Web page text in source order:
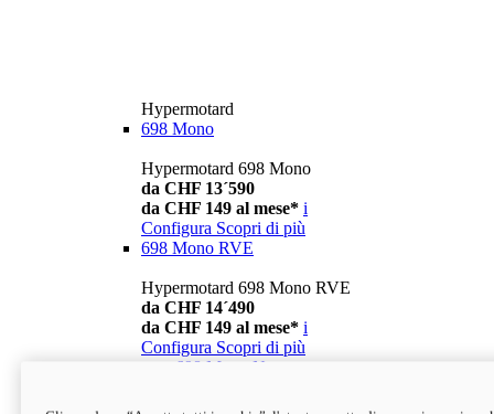
Hypermotard
698 Mono
Hypermotard 698 Mono
da CHF 13´590
da CHF 149 al mese* i
Configura Scopri di più
698 Mono RVE
Hypermotard 698 Mono RVE
da CHF 14´490
da CHF 149 al mese* i
Configura Scopri di più
698 Mono Nera
Hypermotard 698 Mono Nera